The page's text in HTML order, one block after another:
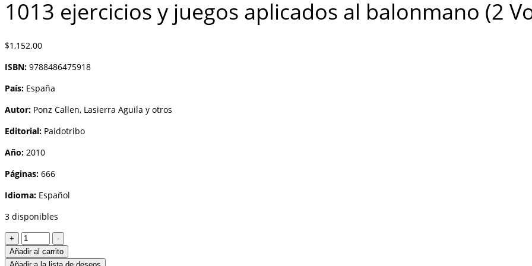
1013 ejercicios y juegos aplicados al balonmano (2
$1,152.00
ISBN: 9788486475918
País: España
Autor: Ponz Callen, Lasierra Aguila y otros
Editorial: Paidotribo
Año: 2010
Páginas: 666
Idioma: Español
3 disponibles
+
1013
ejercicios
y
-
Añadir al carrito